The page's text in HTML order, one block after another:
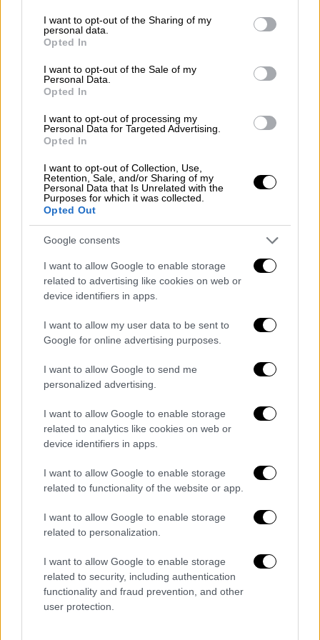
not limited to your visit or usage behaviour. You may click to
grant or deny consent to Google and its third-party tags to
use your data for below specified purposes in below Google
consent section.
I want to opt-out of the Sharing of my
personal data.
Opted In
I want to opt-out of the Sale of my
Personal Data.
Opted In
I want to opt-out of processing my
Personal Data for Targeted Advertising.
Opted In
I want to opt-out of Collection, Use,
Retention, Sale, and/or Sharing of my
Personal Data that Is Unrelated with the
Purposes for which it was collected.
Opted Out
Google consents
I want to allow Google to enable storage
related to advertising like cookies on web or
device identifiers in apps.
I want to allow my user data to be sent to
Google for online advertising purposes.
I want to allow Google to send me
personalized advertising.
I want to allow Google to enable storage
related to analytics like cookies on web or
device identifiers in apps.
I want to allow Google to enable storage
related to functionality of the website or app.
I want to allow Google to enable storage
related to personalization.
I want to allow Google to enable storage
related to security, including authentication
functionality and fraud prevention, and other
user protection.
μια μεγάλη προσπάθεια, η χώρα να μην χάσει
κονδύλια από την Ευρώπη και να έχουμε το
καλύτερο δυνατό αποτέλεσμα», σημείωσε.
Αναφορικά με την
προοπτική λήψης νέων
μέτρων στήριξης
κυβέρνησης ανέφερε τα εξής: «Σύντομα θα
ανακοινωθούν από την Eurostat τα
προϋπολογισμού του 2025, οπότε θα έχουμε
πιο ξεκάθαρη εικόνα σε σχέση με τις
δυνατότητες μας από εδώ και πέρα. Τι
μπορούμε να κάνουμε το 2026 και ποιος
δημοσιονομικός χώρος θα υπάρξει για
περαιτέρω παρεμβάσεις το 2027. Υπάρχει
μια κατεύθυνση για προσωρινής ισχύος και
στοχευμένα μέτρα, η οποία πάνω-κάτω θα
παραμείνει. Ηβούληση της κυβέρνησης
ι, παρακολουθώντας την κρίση και τις
συνέπειες της να είναι παρούσα ουσιαστικά,
όχι με μεγάλα λόγια και πολιτικές
προσεκτικοί: προσεκτικοί απέναντι στο
μέσο άνθρωπο που πλήττεται από την
αύξηση της τιμής των καυσίμων και όλες τις
άλλες συνέπειες. Αλλά και προσεκτικοί για
να μην δώσουμε την εντύπωση ότιη χώρα
και
κάνει πράγματα αναντίστοιχα με αυτά που
ενοχλεί κάποιους οι οποίοι θέλουν να
παριστάνουν ότι είναι φιλολαϊκοί. Και εδώ
απαντώ και σε αυτούς που αναρωτιώνται αν